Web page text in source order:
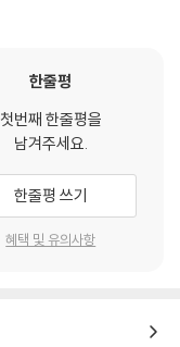
한줄평
첫번째 한줄평을
남겨주세요.
한줄평 쓰기
혜택 및 유의사항